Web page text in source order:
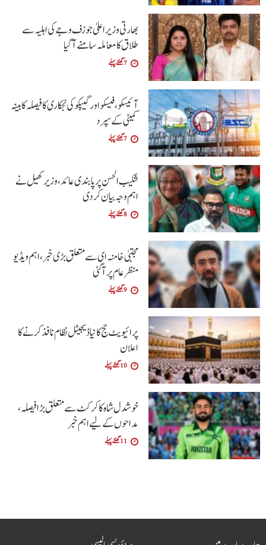
بھارتی وزیراعلیٰ جوزف وجے کی اہلیہ سے
طلاق کا معاملہ سامنے آگیا
7 گھنٹے پہلے
آئیسکو، فیسکو اور گیپکو کی نجکاری کا فیصلہ کابینہ
کمیٹی کے سپرد
7 گھنٹے پہلے
شکیب الحسن پر پابندی عائد، وزیر کھیل نے
اہم وجہ بیان کر دی
8 گھنٹے پہلے
مجتبیٰ خامنہ ای سے متعلق بڑی خبر، اہم ویڈیو
منظرعام پر آگئی
9 گھنٹے پہلے
پرائیویٹ حج کا نیا ڈیجیٹل نظام نافذ کرنے کا
اعلان
10 گھنٹے پہلے
خوشدل شاہ کا کرکٹ سے متعلق بڑا فیصلہ،
مداحوں کے لیے اہم خبر
11 گھنٹے پہلے